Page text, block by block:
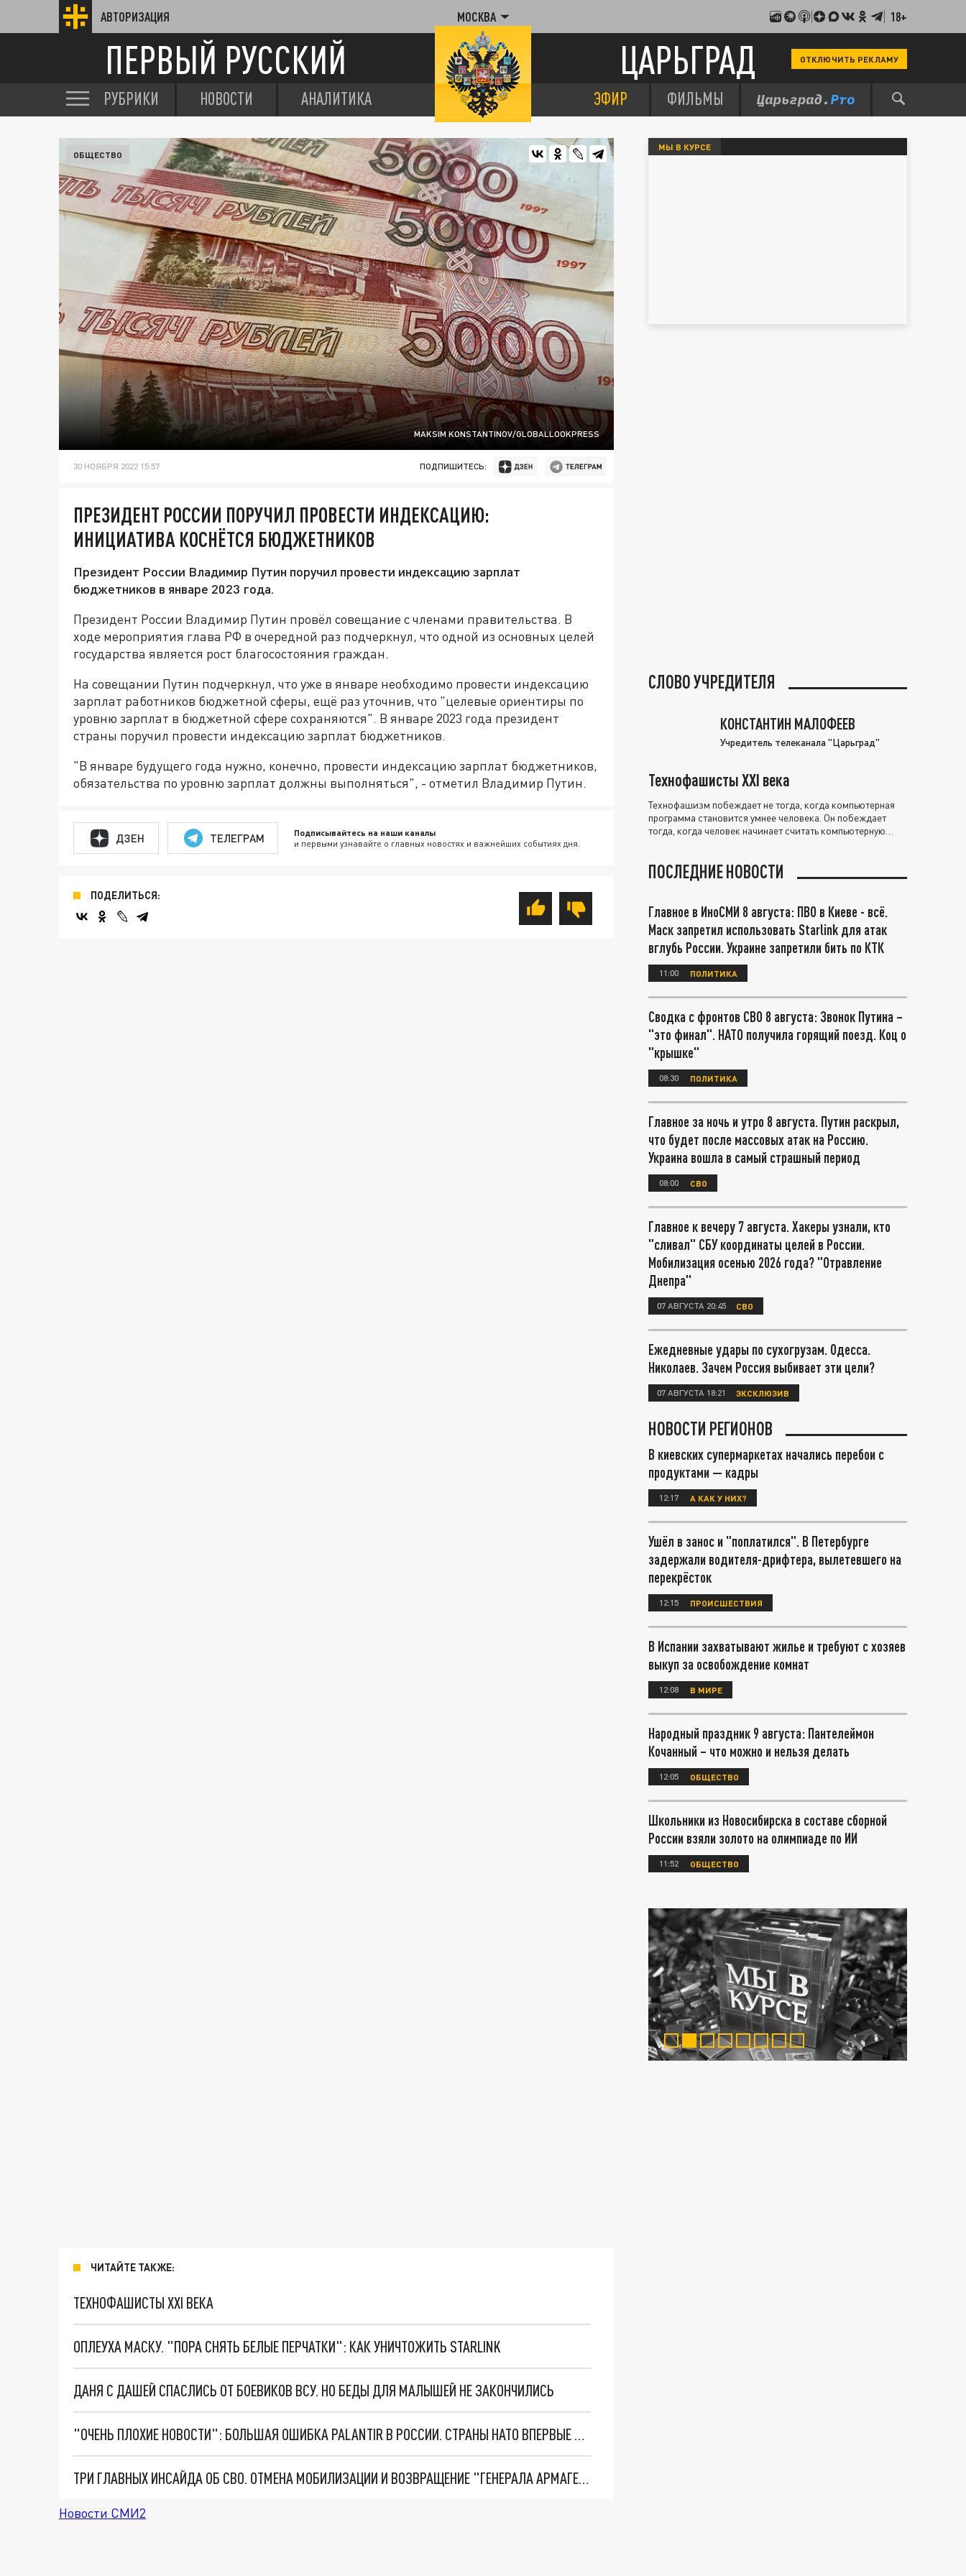
АВТОРИЗАЦИЯ МОСКВА 18+
ПЕРВЫЙ РУССКИЙ ЦАРЬГРАД ОТКЛЮЧИТЬ РЕКЛАМУ
РУБРИКИ НОВОСТИ АНАЛИТИКА ЭФИР ФИЛЬМЫ
MAKSIM KONSTANTINOV/GLOBALLOOKPRESS
ОБЩЕСТВО
30 НОЯБРЯ 2022 15:57 ПОДПИШИТЕСЬ:
ПРЕЗИДЕНТ РОССИИ ПОРУЧИЛ ПРОВЕСТИ ИНДЕКСАЦИЮ:
ИНИЦИАТИВА КОСНЁТСЯ БЮДЖЕТНИКОВ
Президент России Владимир Путин поручил провести индексацию зарплат
бюджетников в январе 2023 года.
Президент России Владимир Путин провёл совещание с членами правительства. В
ходе мероприятия глава РФ в очередной раз подчеркнул, что одной из основных целей
государства является рост благосостояния граждан.
На совещании Путин подчеркнул, что уже в январе необходимо провести индексацию
зарплат работников бюджетной сферы, ещё раз уточнив, что "целевые ориентиры по
уровню зарплат в бюджетной сфере сохраняются". В январе 2023 года президент
страны поручил провести индексацию зарплат бюджетников.
"В январе будущего года нужно, конечно, провести индексацию зарплат бюджетников,
обязательства по уровню зарплат должны выполняться", - отметил Владимир Путин.
ДЗЕН ТЕЛЕГРАМ Подписывайтесь на наши каналы
и первыми узнавайте о главных новостях и важнейших событиях дня.
ПОДЕЛИТЬСЯ:
ЧИТАЙТЕ ТАКЖЕ:
ТЕХНОФАШИСТЫ XXI ВЕКА
ОПЛЕУХА МАСКУ. "ПОРА СНЯТЬ БЕЛЫЕ ПЕРЧАТКИ": КАК УНИЧТОЖИТЬ STARLINK
ДАНЯ С ДАШЕЙ СПАСЛИСЬ ОТ БОЕВИКОВ ВСУ. НО БЕДЫ ДЛЯ МАЛЫШЕЙ НЕ ЗАКОНЧИЛИСЬ
"ОЧЕНЬ ПЛОХИЕ НОВОСТИ": БОЛЬШАЯ ОШИБКА PALANTIR В РОССИИ. СТРАНЫ НАТО ВПЕРВЫЕ ЗА СВО ОСТАНОВИЛИ ПОСТАВКИ ОРУЖИЯ. ВСУ ТЕРЯЮТ ПРИГРАНИЧЬЕ?
ТРИ ГЛАВНЫХ ИНСАЙДА ОБ СВО. ОТМЕНА МОБИЛИЗАЦИИ И ВОЗВРАЩЕНИЕ "ГЕНЕРАЛА АРМАГЕДДОНА"? ОТЛИЧНЫЕ НОВОСТИ, КОТОРЫЕ ЖДАЛИ ВСЕ
Новости СМИ2
МЫ В КУРСЕ
СЛОВО УЧРЕДИТЕЛЯ
КОНСТАНТИН МАЛОФЕЕВ
Учредитель телеканала "Царьград"
Технофашисты XXI века
Технофашизм побеждает не тогда, когда компьютерная
программа становится умнее человека. Он побеждает
тогда, когда человек начинает считать компьютерную
ПОСЛЕДНИЕ НОВОСТИ
Главное в ИноСМИ 8 августа: ПВО в Киеве - всё.
Маск запретил использовать Starlink для атак
вглубь России. Украине запретили бить по КТК
11:00 ПОЛИТИКА
Сводка с фронтов СВО 8 августа: Звонок Путина –
"это финал". НАТО получила горящий поезд. Коц о
"крышке"
08:30 ПОЛИТИКА
Главное за ночь и утро 8 августа. Путин раскрыл,
что будет после массовых атак на Россию.
Украина вошла в самый страшный период
08:00 СВО
Главное к вечеру 7 августа. Хакеры узнали, кто
"сливал" СБУ координаты целей в России.
Мобилизация осенью 2026 года? "Отравление
Днепра"
07 АВГУСТА 20:45 СВО
Ежедневные удары по сухогрузам. Одесса.
Николаев. Зачем Россия выбивает эти цели?
07 АВГУСТА 18:21 ЭКСКЛЮЗИВ
НОВОСТИ РЕГИОНОВ
В киевских супермаркетах начались перебои с
продуктами — кадры
12:17 А КАК У НИХ?
Ушёл в занос и "поплатился". В Петербурге
задержали водителя-дрифтера, вылетевшего на
перекрёсток
12:15 ПРОИСШЕСТВИЯ
В Испании захватывают жилье и требуют с хозяев
выкуп за освобождение комнат
12:08 В МИРЕ
Народный праздник 9 августа: Пантелеймон
Кочанный – что можно и нельзя делать
12:05 ОБЩЕСТВО
Школьники из Новосибирска в составе сборной
России взяли золото на олимпиаде по ИИ
11:52 ОБЩЕСТВО